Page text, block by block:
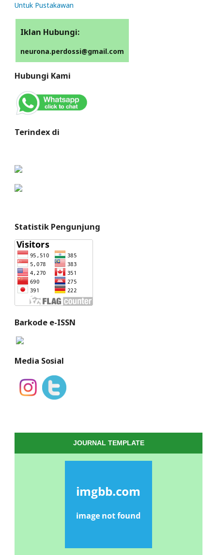
Untuk Pustakawan
Iklan Hubungi:
neurona.perdossi@gmail.com
Hubungi Kami
Terindex di
Statistik Pengunjung
Barkode e-ISSN
Media Sosial
JOURNAL TEMPLATE